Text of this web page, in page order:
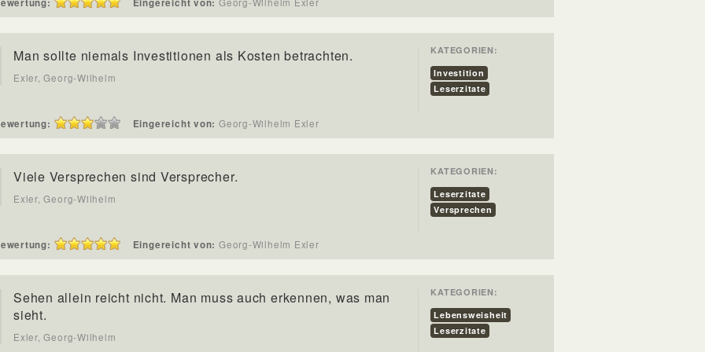
Eingereicht von:
Man sollte niemals Investitionen als Kosten betrachten.
Exler, Georg-Wilhelm
KATEGORIEN:
Investition
Leserzitate
Eingereicht von: Georg-Wilhelm Exler
Viele Versprechen sind Versprecher.
Exler, Georg-Wilhelm
KATEGORIEN:
Leserzitate
Versprechen
Eingereicht von: Georg-Wilhelm Exler
Sehen allein reicht nicht. Man muss auch erkennen, was man
sieht.
Exler, Georg-Wilhelm
KATEGORIEN:
Lebensweisheit
Leserzitate